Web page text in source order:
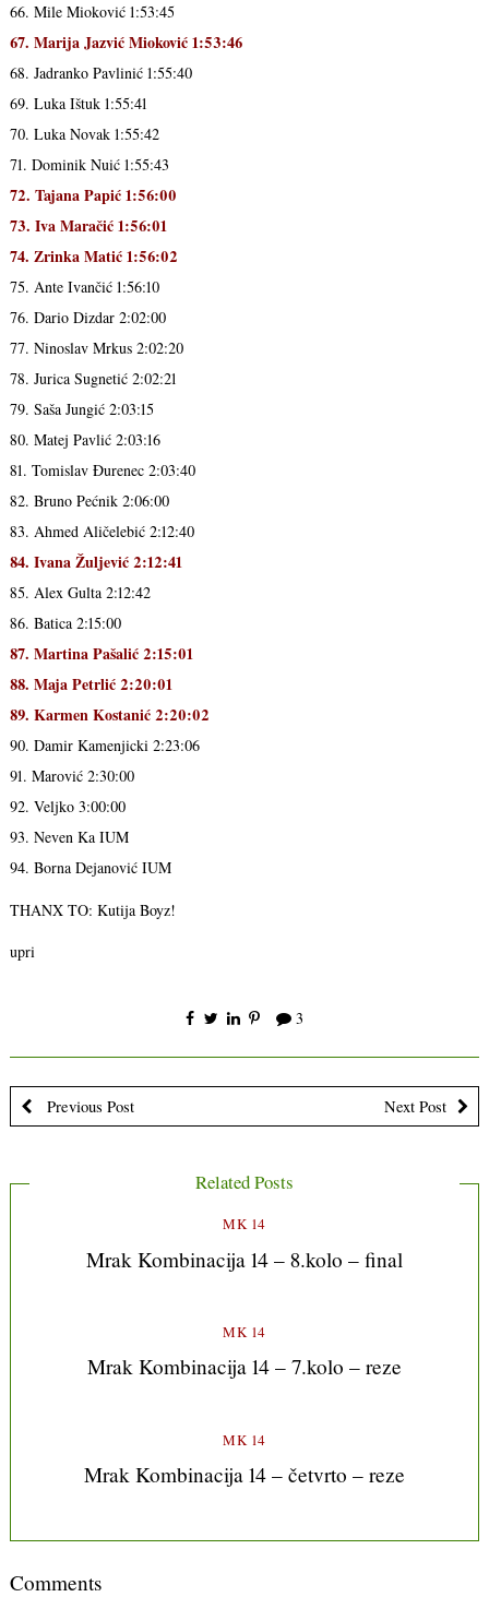
66. Mile Mioković 1:53:45
67. Marija Jazvić Mioković 1:53:46
68. Jadranko Pavlinić 1:55:40
69. Luka Ištuk 1:55:41
70. Luka Novak 1:55:42
71. Dominik Nuić 1:55:43
72. Tajana Papić 1:56:00
73. Iva Maračić 1:56:01
74. Zrinka Matić 1:56:02
75. Ante Ivančić 1:56:10
76. Dario Dizdar 2:02:00
77. Ninoslav Mrkus 2:02:20
78. Jurica Sugnetić 2:02:21
79. Saša Jungić 2:03:15
80. Matej Pavlić 2:03:16
81. Tomislav Đurenec 2:03:40
82. Bruno Pećnik 2:06:00
83. Ahmed Aličelebić 2:12:40
84. Ivana Žuljević 2:12:41
85. Alex Gulta 2:12:42
86. Batica 2:15:00
87. Martina Pašalić 2:15:01
88. Maja Petrlić 2:20:01
89. Karmen Kostanić 2:20:02
90. Damir Kamenjicki 2:23:06
91. Marović 2:30:00
92. Veljko 3:00:00
93. Neven Ka IUM
94. Borna Dejanović IUM
THANX TO: Kutija Boyz!
upri
3
Previous Post Next Post
Related Posts
MK 14
Mrak Kombinacija 14 – 8.kolo – final
MK 14
Mrak Kombinacija 14 – 7.kolo – reze
MK 14
Mrak Kombinacija 14 – četvrto – reze
Comments